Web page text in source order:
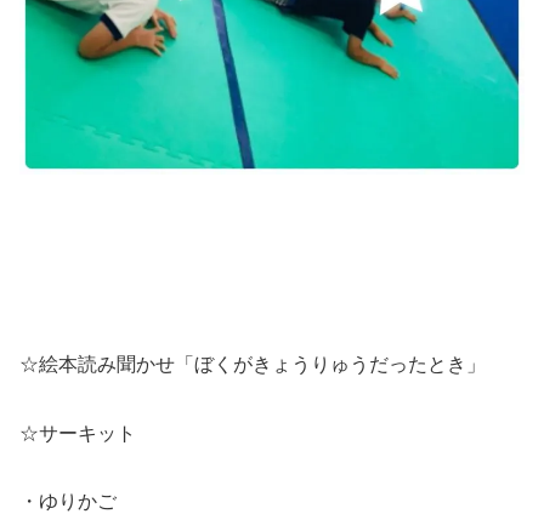
☆絵本読み聞かせ「ぼくがきょうりゅうだったとき」
☆サーキット
・ゆりかご